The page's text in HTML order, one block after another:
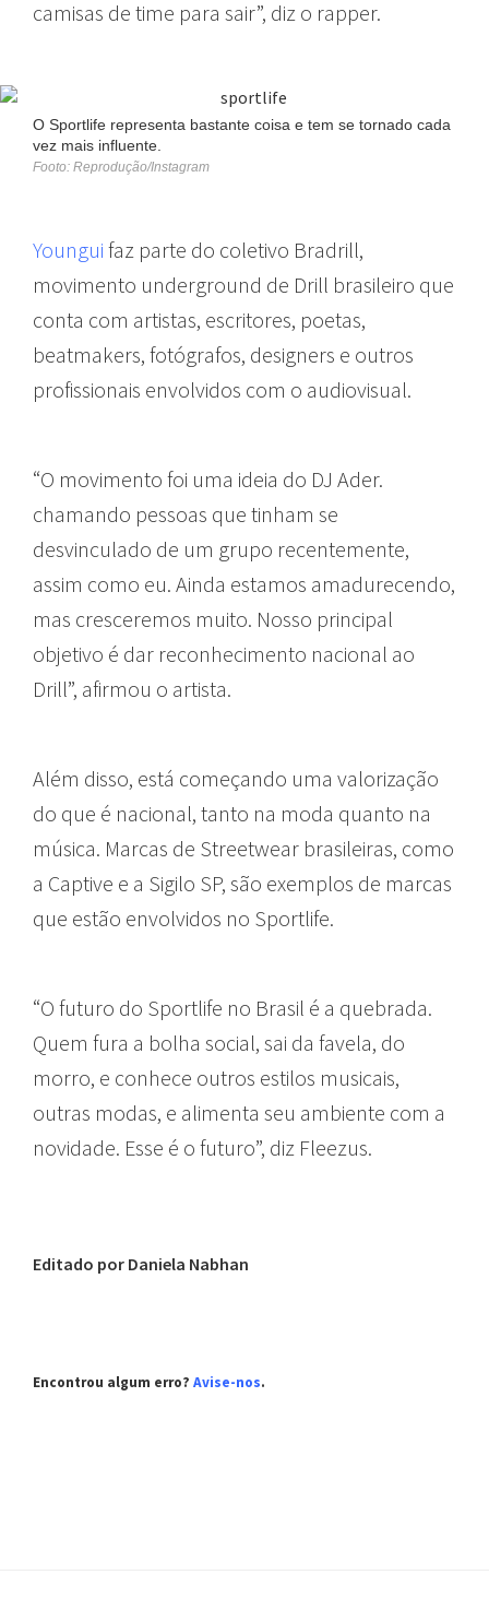
camisas de time para sair”, diz o rapper.
O Sportlife representa bastante coisa e tem se tornado cada
vez mais influente.
Footo: Reprodução/Instagram
Youngui faz parte do coletivo Bradrill,
movimento underground de Drill brasileiro que
conta com artistas, escritores, poetas,
beatmakers, fotógrafos, designers e outros
profissionais envolvidos com o audiovisual.
“O movimento foi uma ideia do DJ Ader.
chamando pessoas que tinham se
desvinculado de um grupo recentemente,
assim como eu. Ainda estamos amadurecendo,
mas cresceremos muito. Nosso principal
objetivo é dar reconhecimento nacional ao
Drill”, afirmou o artista.
Além disso, está começando uma valorização
do que é nacional, tanto na moda quanto na
música. Marcas de Streetwear brasileiras, como
a Captive e a Sigilo SP, são exemplos de marcas
que estão envolvidos no Sportlife.
“O futuro do Sportlife no Brasil é a quebrada.
Quem fura a bolha social, sai da favela, do
morro, e conhece outros estilos musicais,
outras modas, e alimenta seu ambiente com a
novidade. Esse é o futuro”, diz Fleezus.
Editado por Daniela Nabhan
Encontrou algum erro? Avise-nos.